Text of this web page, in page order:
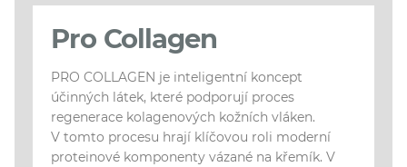
Pro Collagen
PRO COLLAGEN je inteligentní koncept
účinných látek, které podporují proces
regenerace kolagenových kožních vláken.
V tomto procesu hrají klíčovou roli moderní
proteinové komponenty vázané na křemík. V